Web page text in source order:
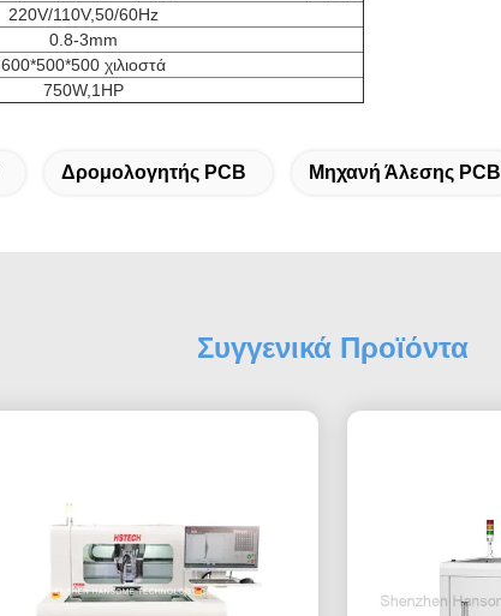
220V/110V,50/60Hz
0.8-3mm
600*500*500 χιλιοστά
750W,1HP
Δρομολογητής PCB Μηχανή Άλεσης PCB
Συγγενικά Προϊόντα